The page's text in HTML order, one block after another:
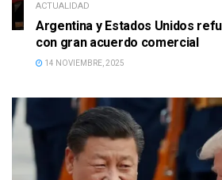
ACTUALIDAD
Argentina y Estados Unidos
con gran acuerdo comercial
14 NOVIEMBRE, 2025